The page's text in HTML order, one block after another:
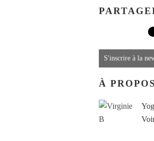
S'inscrire à la
À PROPOS